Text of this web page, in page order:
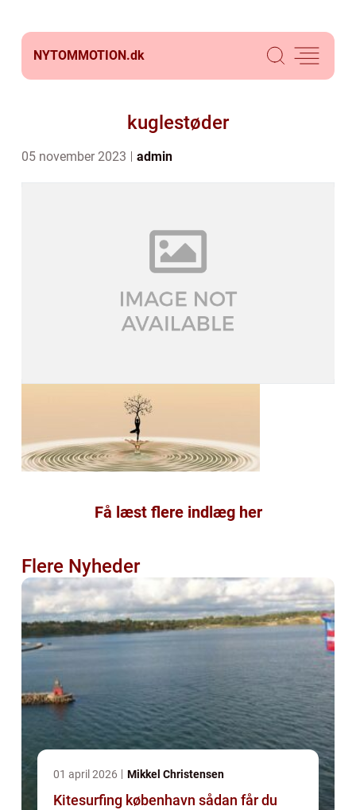
NYTOMMOTION.dk
kuglestøder
05 november 2023 admin
Få læst flere indlæg her
Flere Nyheder
01 april 2026 Mikkel Christensen
Kitesurfing københavn sådan får du